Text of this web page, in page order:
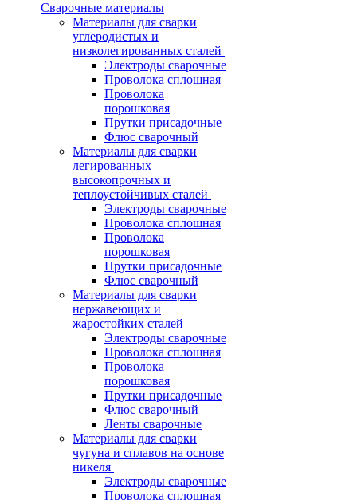
Сварочные материалы
Материалы для сварки
углеродистых и
низколегированных сталей
Электроды сварочные
Проволока сплошная
Проволока
порошковая
Прутки присадочные
Флюс сварочный
Материалы для сварки
легированных
высокопрочных и
теплоустойчивых сталей
Электроды сварочные
Проволока сплошная
Проволока
порошковая
Прутки присадочные
Флюс сварочный
Материалы для сварки
нержавеющих и
жаростойких сталей
Электроды сварочные
Проволока сплошная
Проволока
порошковая
Прутки присадочные
Флюс сварочный
Ленты сварочные
Материалы для сварки
чугуна и сплавов на основе
никеля
Электроды сварочные
Проволока сплошная